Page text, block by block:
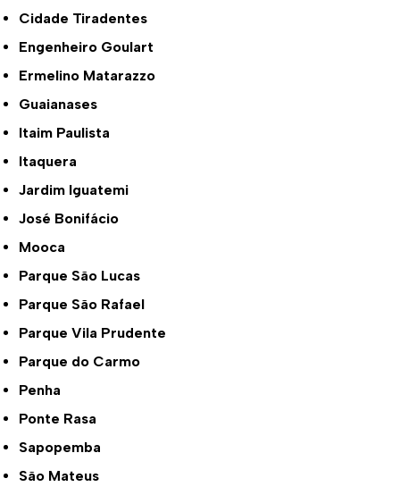
Cidade Tiradentes
Engenheiro Goulart
Ermelino Matarazzo
Guaianases
Itaim Paulista
Itaquera
Jardim Iguatemi
José Bonifácio
Mooca
Parque São Lucas
Parque São Rafael
Parque Vila Prudente
Parque do Carmo
Penha
Ponte Rasa
Sapopemba
São Mateus